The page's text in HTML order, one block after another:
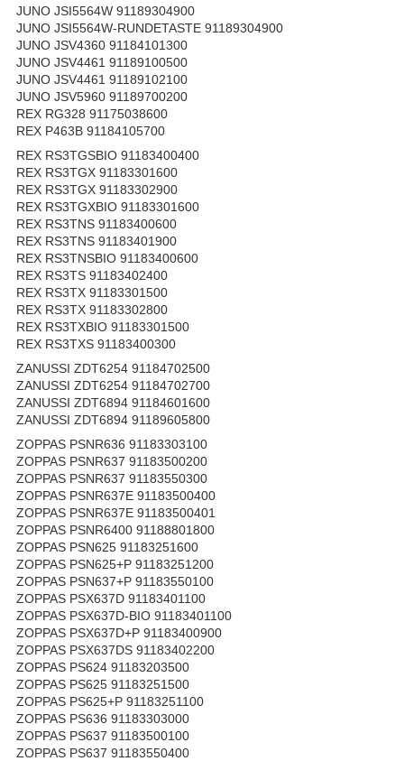
JUNO JSI5564W 91189304900
JUNO JSI5564W-RUNDETASTE 91189304900
JUNO JSV4360 91184101300
JUNO JSV4461 91189100500
JUNO JSV4461 91189102100
JUNO JSV5960 91189700200
REX RG328 91175038600
REX P463B 91184105700
REX RS3TGSBIO 91183400400
REX RS3TGX 91183301600
REX RS3TGX 91183302900
REX RS3TGXBIO 91183301600
REX RS3TNS 91183400600
REX RS3TNS 91183401900
REX RS3TNSBIO 91183400600
REX RS3TS 91183402400
REX RS3TX 91183301500
REX RS3TX 91183302800
REX RS3TXBIO 91183301500
REX RS3TXS 91183400300
ZANUSSI ZDT6254 91184702500
ZANUSSI ZDT6254 91184702700
ZANUSSI ZDT6894 91184601600
ZANUSSI ZDT6894 91189605800
ZOPPAS PSNR636 91183303100
ZOPPAS PSNR637 91183500200
ZOPPAS PSNR637 91183550300
ZOPPAS PSNR637E 91183500400
ZOPPAS PSNR637E 91183500401
ZOPPAS PSNR6400 91188801800
ZOPPAS PSN625 91183251600
ZOPPAS PSN625+P 91183251200
ZOPPAS PSN637+P 91183550100
ZOPPAS PSX637D 91183401100
ZOPPAS PSX637D-BIO 91183401100
ZOPPAS PSX637D+P 91183400900
ZOPPAS PSX637DS 91183402200
ZOPPAS PS624 91183203500
ZOPPAS PS625 91183251500
ZOPPAS PS625+P 91183251100
ZOPPAS PS636 91183303000
ZOPPAS PS637 91183500100
ZOPPAS PS637 91183550400